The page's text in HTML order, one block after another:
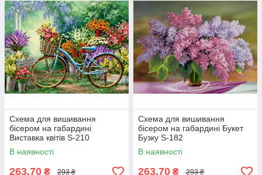
Схема для вишивання
бісером на габардині
Виставка квітів S-210
В наявності
263,70 ₴ 293 ₴
Схема для вишивання
бісером на габардині Букет
Бузку S-182
В наявності
263,70 ₴ 293 ₴